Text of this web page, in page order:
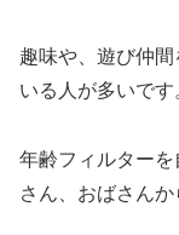
趣味や、遊び仲
いる人が多いです
年齢フィルター
さん、おばさんか